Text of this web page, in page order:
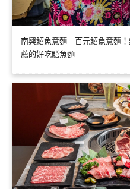
南興鱔魚意麵｜百元鱔魚意麵
薦的好吃鱔魚麵